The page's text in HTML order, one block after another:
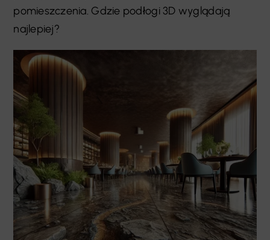
pomieszczenia. Gdzie podłogi 3D wyglądają
najlepiej?